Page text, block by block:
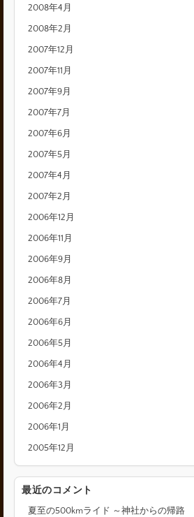
2008年4月
2008年2月
2007年12月
2007年11月
2007年9月
2007年7月
2007年6月
2007年5月
2007年4月
2007年2月
2006年12月
2006年11月
2006年9月
2006年8月
2006年7月
2006年6月
2006年5月
2006年4月
2006年3月
2006年2月
2006年1月
2005年12月
最近のコメント
夏至の500kmライド ～神社からの帰路